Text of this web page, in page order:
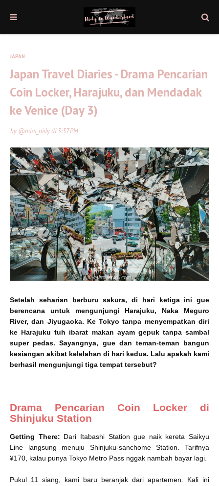
JAPAN
Japan Travel Diaries - Drama Pencarian
Coin Locker, Harajuku, dan Mendadak
ke Venice (Day 3)
by @miss_nidydi3:37 PM
Setelah seharian berburu sakura, di hari ketiga ini gue
berencana untuk mengunjungi Harajuku, Naka Meguro
River, dan Jiyugaoka. Ke Tokyo tanpa menyempatkan diri
ke Harajuku tuh ibarat makan ayam gepuk tanpa sambal
super pedas. Sayangnya, gue dan teman-teman bangun
kesiangan akibat kelelahan di hari kedua. Lalu apakah kami
berhasil mengunjungi tiga tempat tersebut?
Drama Pencarian Coin Locker di
Shinjuku Station
Getting There: Dari Itabashi Station gue naik kereta Saikyu
Line langsung menuju Shinjuku-sanchome Station. Tarifnya
¥170, kalau punya Tokyo Metro Pass nggak nambah bayar lagi.
Pukul 11 siang, kami baru beranjak dari apartemen. Kali ini